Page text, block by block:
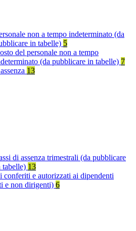
non a tempo indeterminato (da
in tabelle) 5
del personale non a tempo
(da pubblicare in tabelle) 7
13
di assenza trimestrali (da pubblicare
tabelle) 13
conferiti e autorizzati ai dipendenti
e non dirigenti) 6